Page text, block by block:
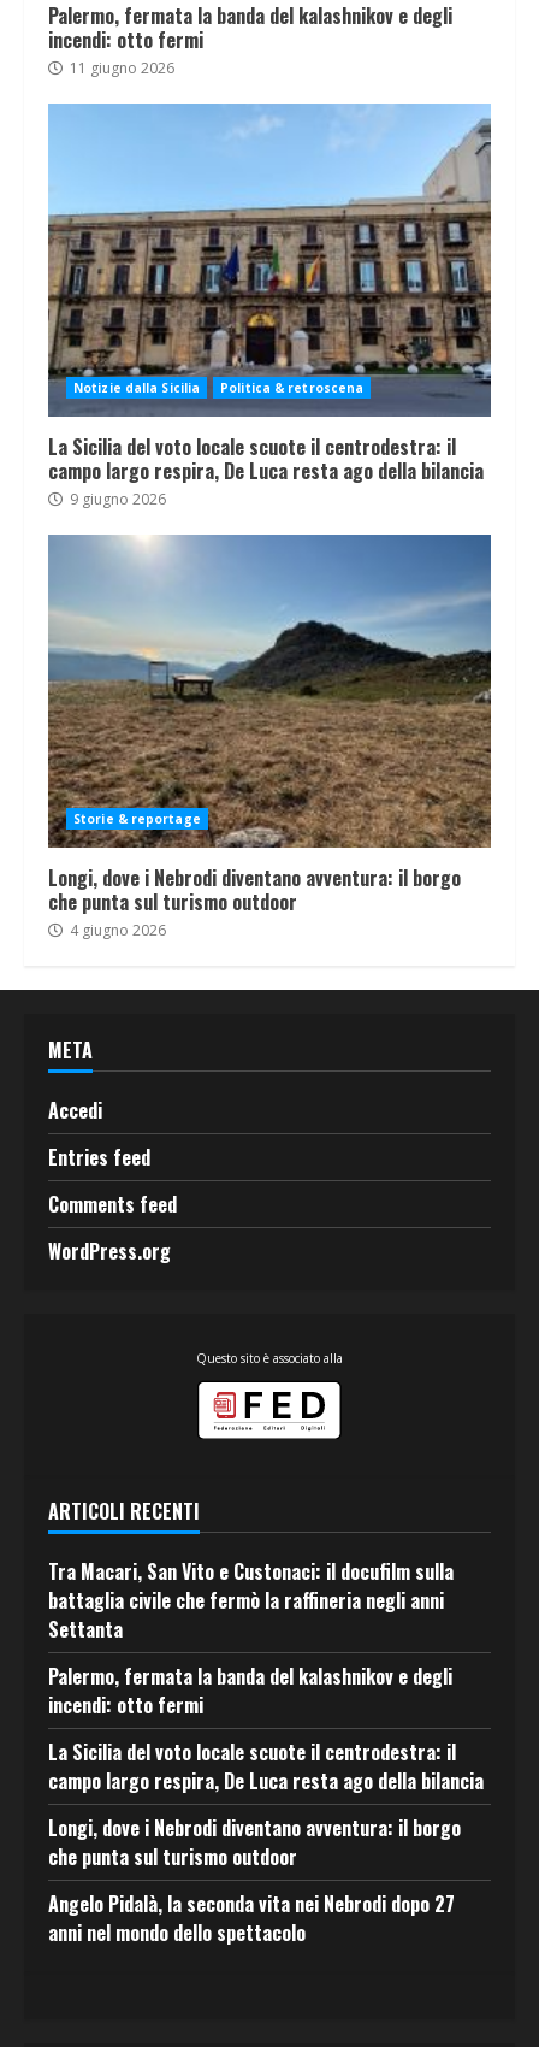
Palermo, fermata la banda del kalashnikov e degli
incendi: otto fermi
11 giugno 2026
Notizie dalla Sicilia Politica & retroscena
La Sicilia del voto locale scuote il centrodestra: il
campo largo respira, De Luca resta ago della bilancia
9 giugno 2026
Storie & reportage
Longi, dove i Nebrodi diventano avventura: il borgo
che punta sul turismo outdoor
4 giugno 2026
META
Accedi
Entries feed
Comments feed
WordPress.org
Questo sito è associato alla
ARTICOLI RECENTI
Tra Macari, San Vito e Custonaci: il docufilm sulla
battaglia civile che fermò la raffineria negli anni
Settanta
Palermo, fermata la banda del kalashnikov e degli
incendi: otto fermi
La Sicilia del voto locale scuote il centrodestra: il
campo largo respira, De Luca resta ago della bilancia
Longi, dove i Nebrodi diventano avventura: il borgo
che punta sul turismo outdoor
Angelo Pidalà, la seconda vita nei Nebrodi dopo 27
anni nel mondo dello spettacolo